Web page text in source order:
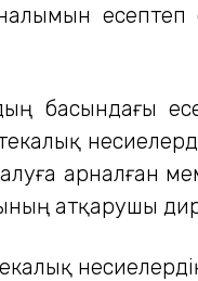
басындағы
арналған
атқарушы